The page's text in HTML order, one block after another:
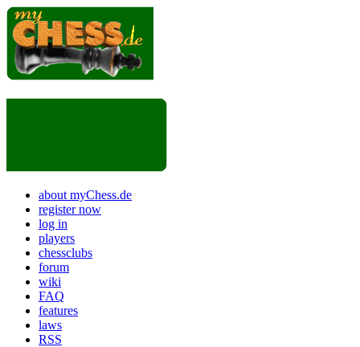
about myChess.de
register now
log in
players
chessclubs
forum
wiki
FAQ
features
laws
RSS